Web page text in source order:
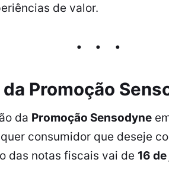
de valor.
Promoção
da Promoção Sensodyne
consumidor que deseje
das notas fiscais vai de 16